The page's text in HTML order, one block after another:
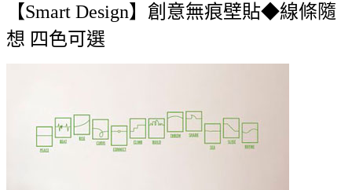
【Smart Design】創意無痕壁貼◆線條隨
想 四色可選